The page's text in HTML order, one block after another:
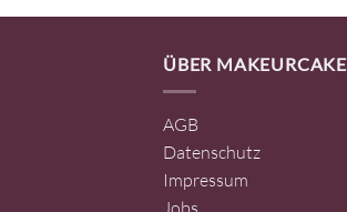
ÜBER MAKEURCAKE
AGB
Datenschutz
Impressum